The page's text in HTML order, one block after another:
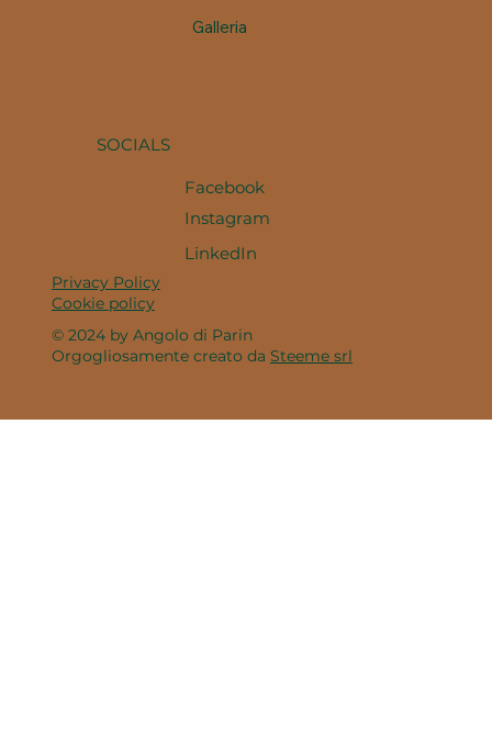
Galleria
SOCIALS
Facebook
Instagram
LinkedIn
Privacy Policy
Cookie policy
© 2024 by Angolo di Parin
Orgogliosamente creato da Steeme srl